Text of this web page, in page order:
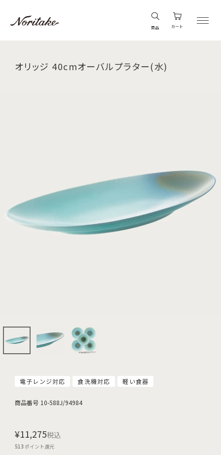
商品 カート
オリッジ 40cmオーバルプラター(水)
電子レンジ対応 食洗機対応 軽い食器
商品番号 10-588J/94984
¥11,275税込
513ポイント還元